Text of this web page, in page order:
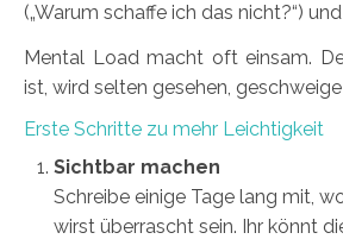
(„Warum schaffe ich das nicht?“)
Mental Load macht oft einsam.
ist, wird selten gesehen,
Erste Schritte zu mehr Leichtigkeit
Sichtbar machen
Schreibe einige Tage lang mit,
wirst überrascht sein. Ihr könnt